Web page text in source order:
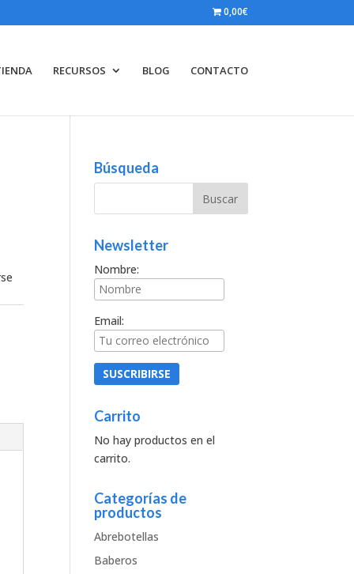
0,00€
RECURSOS BLOG CONTACTO
Búsqueda
Newsletter
Nombre:
Email:
Carrito
No hay productos en el
carrito.
Categorías de
productos
Abrebotellas
Baberos